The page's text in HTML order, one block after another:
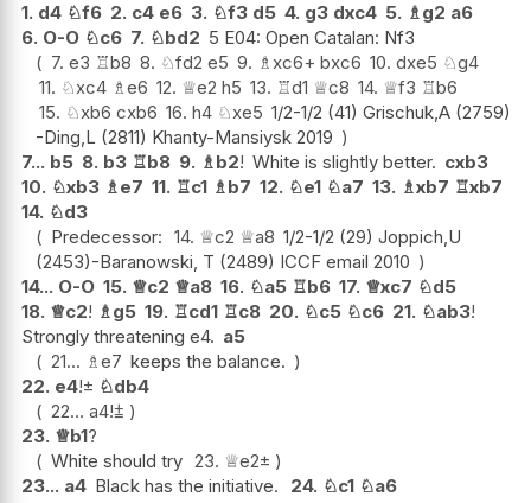
1. d4 ♘f6 2. c4 e6 3. ♘f3 d5 4. g3 dxc4 5. ♗g2 a6
6. O-O ♘c6 7. ♘bd2 5 E04: Open Catalan: Nf3
7. e3 ♖b8 8. ♘fd2 e5 9. ♗xc6+ bxc6 10. dxe5 ♘g4
11. ♘xc4 ♗e6 12. ♕e2 h5 13. ♖d1 ♕c8 14. ♕f3 ♖b6
15. ♘xb6 cxb6 16. h4 ♘xe5 1/2-1/2 (41) Grischuk,A (2759)
-Ding,L (2811) Khanty-Mansiysk 2019
7... b5 8. b3 ♖b8 9. ♗b2! White is slightly better. cxb3
10. ♘xb3 ♗e7 11. ♖c1 ♗b7 12. ♘e1 ♘a7 13. ♗xb7 ♖xb7
14. ♘d3
Predecessor: 14. ♕c2 ♕a8 1/2-1/2 (29) Joppich,U
(2453)-Baranowski, T (2489) ICCF email 2010
14... O-O 15. ♕c2 ♕a8 16. ♘a5 ♖b6 17. ♕xc7 ♘d5
18. ♕c2! ♗g5 19. ♖cd1 ♖c8 20. ♘c5 ♘c6 21. ♘ab3!
Strongly threatening e4. a5
21... ♗e7 keeps the balance.
22. e4!± ♘db4
22... a4!⩲
23. ♕b1?
White should try 23. ♕e2±
23... a4 Black has the initiative. 24. ♘c1 ♘a6